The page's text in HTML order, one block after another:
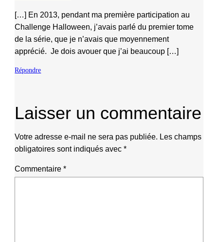
[…] En 2013, pendant ma première participation au
Challenge Halloween, j’avais parlé du premier tome
de la série, que je n’avais que moyennement
apprécié. Je dois avouer que j’ai beaucoup […]
Répondre
Laisser un commentaire
Votre adresse e-mail ne sera pas publiée. Les champs
obligatoires sont indiqués avec*
Commentaire*